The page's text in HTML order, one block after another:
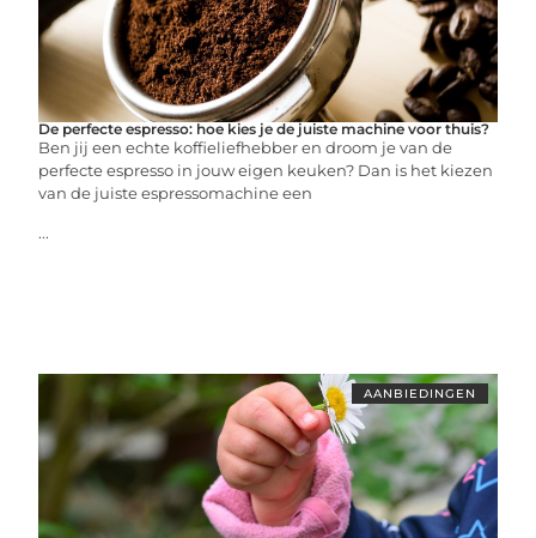
De perfecte espresso: hoe kies je de juiste machine voor thuis?
Ben jij een echte koffieliefhebber en droom je van de
perfecte espresso in jouw eigen keuken? Dan is het kiezen
van de juiste espressomachine een
...
AANBIEDINGEN